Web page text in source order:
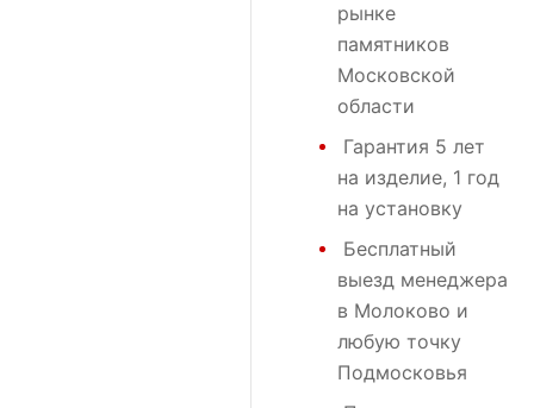
рынке
памятников
Московской
области
Гарантия 5 лет
на изделие, 1 год
на установку
Бесплатный
выезд менеджера
в Молоково и
любую точку
Подмосковья